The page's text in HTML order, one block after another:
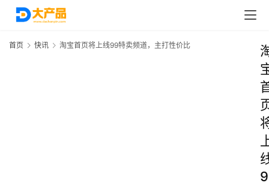
首页 快讯 淘宝首页将上线99特卖频道，主打性价比
9